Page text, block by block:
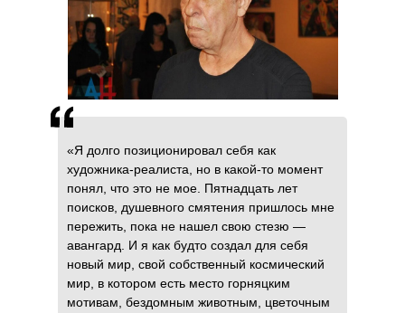
«Я долго позиционировал себя как
художника-реалиста, но в какой-то момент
понял, что это не мое. Пятнадцать лет
поисков, душевного смятения пришлось мне
пережить, пока не нашел свою стезю —
авангард. И я как будто создал для себя
новый мир, свой собственный космический
мир, в котором есть место горняцким
мотивам, бездомным животным, цветочным